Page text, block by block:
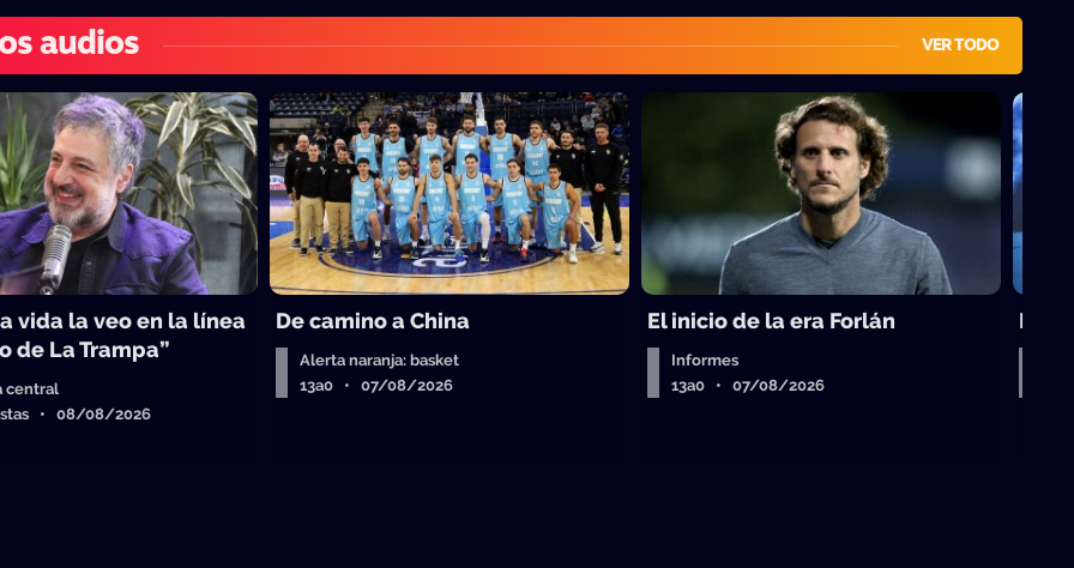
audios VER TODO
vida la veo en la línea
de La Trampa”
central
• 08/08/2026
De camino a China
Alerta naranja: basket
13a0 • 07/08/2026
El inicio de la era Forlán
Informes
13a0 • 07/08/2026
El